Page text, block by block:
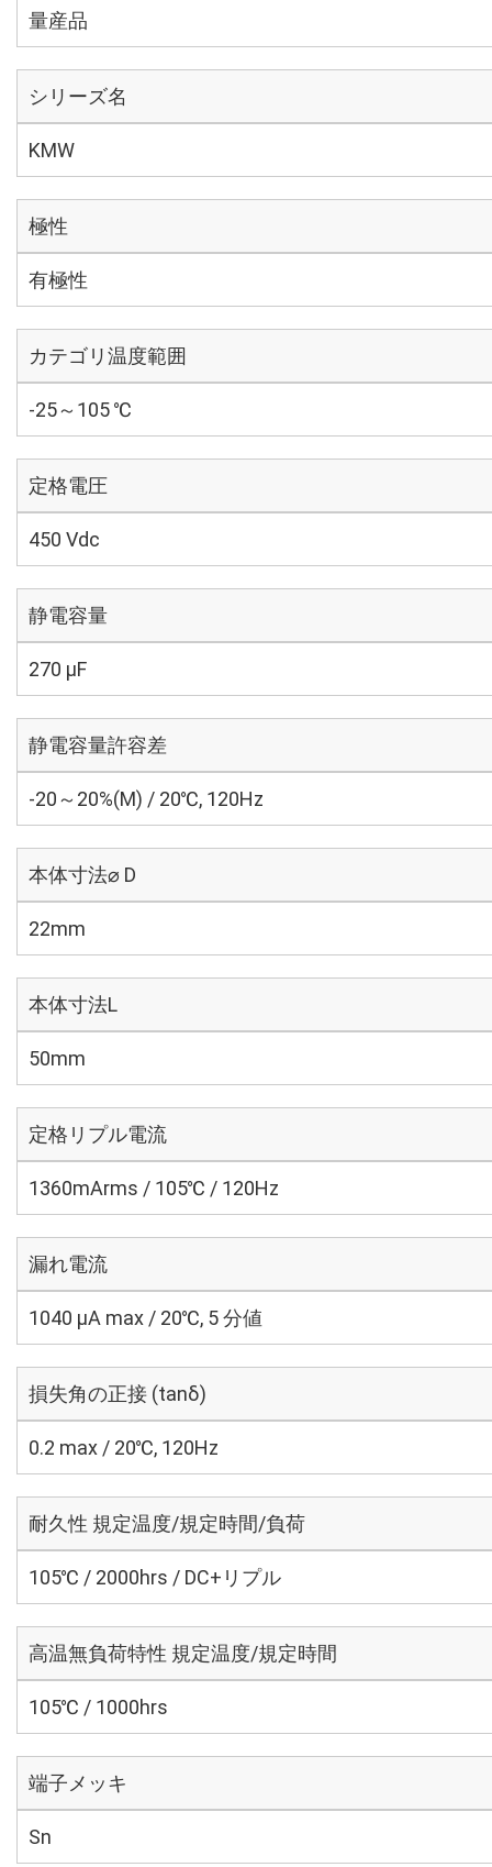
量産品
シリーズ名
KMW
極性
有極性
カテゴリ温度範囲
-25～105 ℃
定格電圧
450 Vdc
静電容量
270 µF
静電容量許容差
-20～20%(M) / 20℃, 120Hz
本体寸法⌀ D
22mm
本体寸法L
50mm
定格リプル電流
1360mArms / 105℃ / 120Hz
漏れ電流
1040 μA max / 20℃, 5 分値
損失角の正接 (tanδ)
0.2 max / 20℃, 120Hz
耐久性 規定温度/規定時間/負荷
105℃ / 2000hrs / DC+リプル
高温無負荷特性 規定温度/規定時間
105℃ / 1000hrs
端子メッキ
Sn